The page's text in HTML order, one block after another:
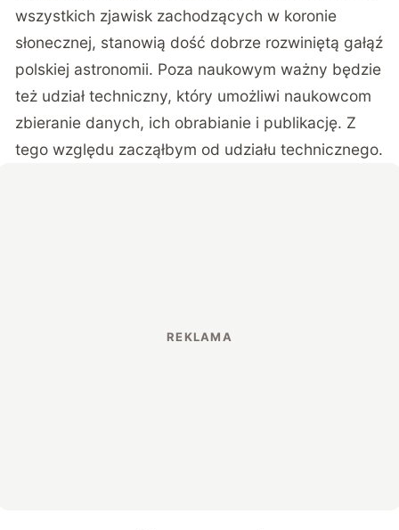
wszystkich zjawisk zachodzących w koronie
słonecznej, stanowią dość dobrze rozwiniętą gałąź
polskiej astronomii. Poza naukowym ważny będzie
też udział techniczny, który umożliwi naukowcom
zbieranie danych, ich obrabianie i publikację. Z
tego względu zacząłbym od udziału technicznego.